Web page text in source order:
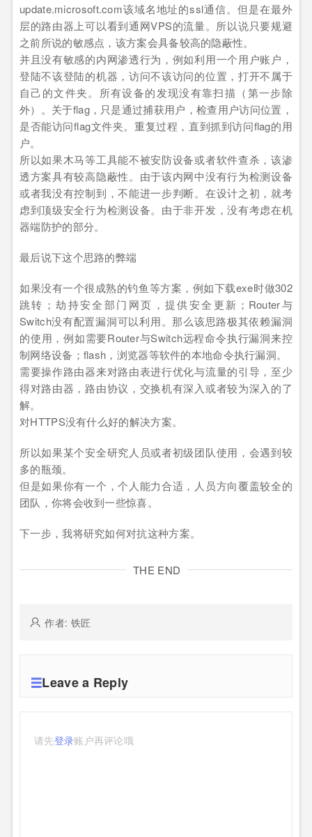
update.microsoft.com该域名地址的ssl通信。但是在最外
层的路由器上可以看到通网VPS的流量。所以说只要规避
之前所说的敏感点，该方案会具备较高的隐蔽性。
并且没有敏感的内网渗透行为，例如利用一个用户账户，
登陆不该登陆的机器，访问不该访问的位置，打开不属于
自己的文件夹。所有设备的发现没有靠扫描（第一步除
外）。关于flag，只是通过捕获用户，检查用户访问位置，
是否能访问flag文件夹。重复过程，直到抓到访问flag的用
户。
所以如果木马等工具能不被安防设备或者软件查杀，该渗
透方案具有较高隐蔽性。由于该内网中没有行为检测设备
或者我没有控制到，不能进一步判断。在设计之初，就考
虑到顶级安全行为检测设备。由于非开发，没有考虑在机
器端防护的部分。
最后说下这个思路的弊端
如果没有一个很成熟的钓鱼等方案，例如下载exe时做302
跳转；劫持安全部门网页，提供安全更新；Router与
Switch没有配置漏洞可以利用。那么该思路极其依赖漏洞
的使用，例如需要Router与Switch远程命令执行漏洞来控
制网络设备；flash，浏览器等软件的本地命令执行漏洞。
需要操作路由器来对路由表进行优化与流量的引导，至少
得对路由器，路由协议，交换机有深入或者较为深入的了
解。
对HTTPS没有什么好的解决方案。
所以如果某个安全研究人员或者初级团队使用，会遇到较
多的瓶颈。
但是如果你有一个，个人能力合适，人员方向覆盖较全的
团队，你将会收到一些惊喜。
下一步，我将研究如何对抗这种方案。
THE END
作者: 铁匠
Leave a Reply
请先登录账户再评论哦